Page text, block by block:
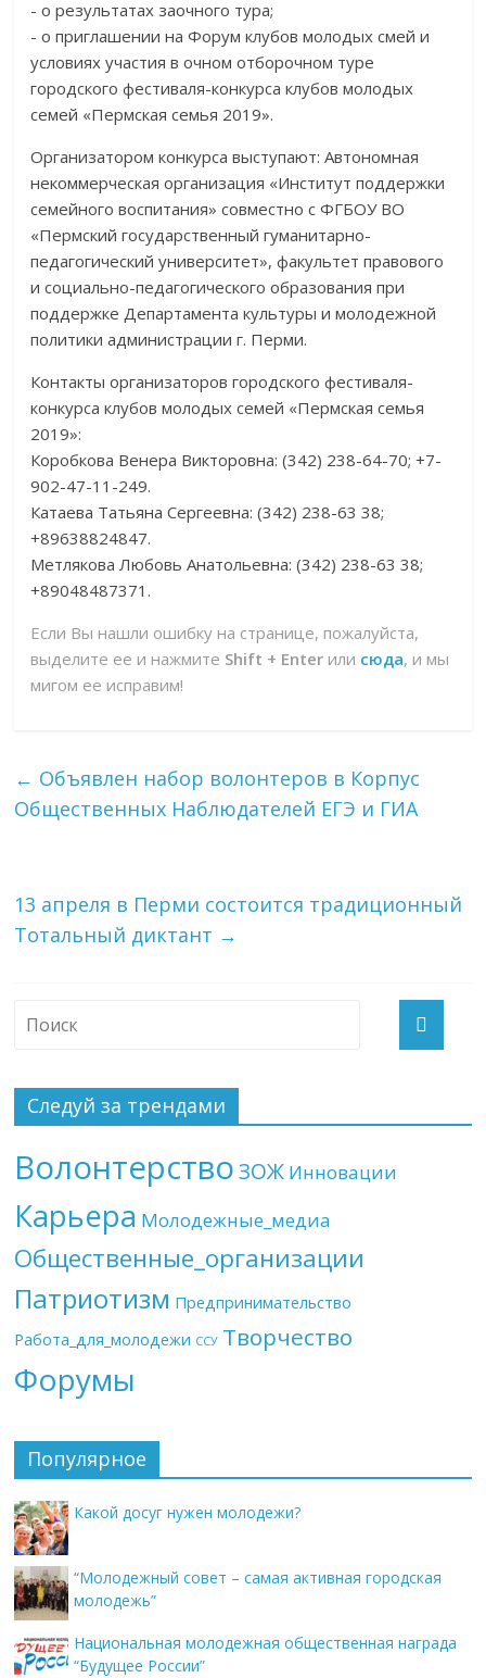
- о результатах заочного тура;
- о приглашении на Форум клубов молодых смей и
условиях участия в очном отборочном туре
городского фестиваля-конкурса клубов молодых
семей «Пермская семья 2019».
Организатором конкурса выступают: Автономная
некоммерческая организация «Институт поддержки
семейного воспитания» совместно с ФГБОУ ВО
«Пермский государственный гуманитарно-
педагогический университет», факультет правового
и социально-педагогического образования при
поддержке Департамента культуры и молодежной
политики администрации г. Перми.
Контакты организаторов городского фестиваля-
конкурса клубов молодых семей «Пермская семья
2019»:
Коробкова Венера Викторовна: (342) 238-64-70; +7-
902-47-11-249.
Катаева Татьяна Сергеевна: (342) 238-63 38;
+89638824847.
Метлякова Любовь Анатольевна: (342) 238-63 38;
+89048487371.
Если Вы нашли ошибку на странице, пожалуйста,
выделите ее и нажмите Shift + Enter или сюда, и мы
мигом ее исправим!
← Объявлен набор волонтеров в Корпус
Общественных Наблюдателей ЕГЭ и ГИА
13 апреля в Перми состоится традиционный
Тотальный диктант →
Следуй за трендами
Волонтерство ЗОЖ Инновации
Карьера Молодежные_медиа
Общественные_организации
Патриотизм Предпринимательство
Работа_для_молодежи ССУ Творчество
Форумы
Популярное
Какой досуг нужен молодежи?
“Молодежный совет – самая активная городская
молодежь”
Национальная молодежная общественная награда
“Будущее России”